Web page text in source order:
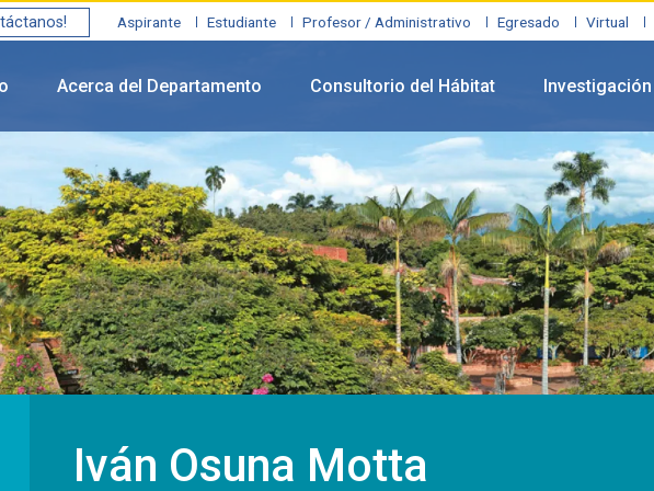
Aspirante Estudiante Profesor / Administrativo Egresado Virtual
Acerca del Departamento Consultorio del Hábitat Investigación
Iván Osuna Motta